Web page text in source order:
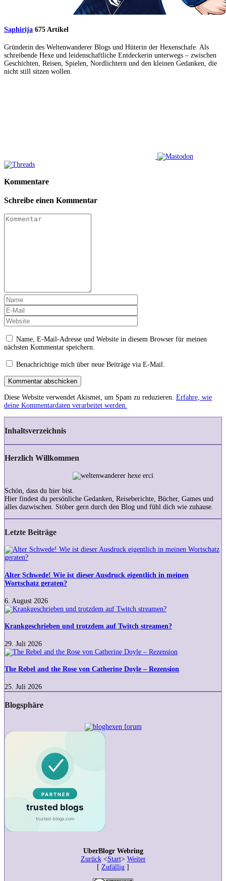
Saphirija 675 Artikel
Gründerin des Weltenwanderer Blogs und Hüterin der Hexenschafe. Als
schreibende Hexe und leidenschaftliche Entdeckerin unterwegs – zwischen
Geschichten, Reisen, Spielen, Nordlichtern und den kleinen Gedanken, die
nicht still sitzen wollen.
Kommentare
Schreibe einen Kommentar
Name, E-Mail-Adresse und Website in diesem Browser für meinen
nächsten Kommentar speichern.
Benachrichtige mich über neue Beiträge via E-Mail.
Kommentar abschicken
Diese Website verwendet Akismet, um Spam zu reduzieren. Erfahre, wie
deine Kommentardaten verarbeitet werden.
Inhaltsverzeichnis
Herzlich Willkommen
Schön, dass du hier bist.
Hier findest du persönliche Gedanken, Reiseberichte, Bücher, Games und
alles dazwischen. Stöber gern durch den Blog und fühl dich wie zuhause.
Letzte Beiträge
Alter
Schwede!
ist
dieser
eigentlich
in
meinen
Wortschatz
geraten?
Alter Schwede! Wie ist dieser Ausdruck eigentlich in meinen
Wortschatz geraten?
6. August 2026
Krankgeschrieben
trotzdem
Twitch
streamen?
Krankgeschrieben und trotzdem auf Twitch streamen?
29. Juli 2026
The
and
Rose
von
Doyle
The Rebel and the Rose von Catherine Doyle – Rezension
25. Juli 2026
Blogsphäre
UberBlogr Webring
Zurück<Start> Weiter
[ Zufällig ]